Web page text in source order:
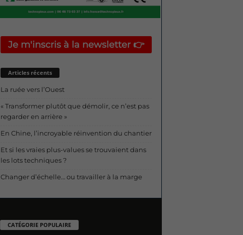
Je m'inscris à la newsletter 👉
Articles récents
La ruée vers l’Ouest
« Transformer plutôt que démolir, ce n’est pas
regarder en arrière »
En Chine, l’incroyable réinvention du chantier
Et si les vraies plus-values se trouvaient dans
les lots techniques ?
Changer d’échelle… ou travailler à la marge
CATÉGORIE POPULAIRE